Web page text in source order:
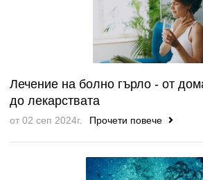
Лечение на болно гърло - от
до лекарствата
от 02 сеп 2024г. Прочети повече